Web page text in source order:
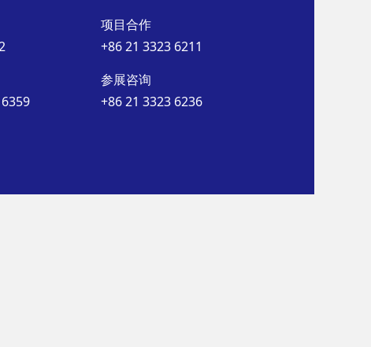
项目合作
+86 21 3323 6211
参展咨询
+86 21 3323 6236